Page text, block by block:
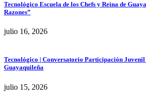
Tecnológico Escuela de los Chefs y Reina de
Razones”
julio 16, 2026
Tecnológico | Conversatorio Participación
Guayaquileña
julio 15, 2026